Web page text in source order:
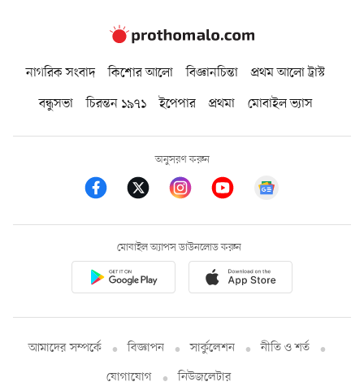
নাগরিক সংবাদ কিশোর আলো বিজ্ঞানচিন্তা
প্রথম আলো ট্রাস্ট
বন্ধুসভা
চিরন্তন ১৯৭১ ইপেপার প্রথমা মোবাইল ভ্যাস
অনুসরণ করুন
মোবাইল অ্যাপস ডাউনলোড করুন
আমাদের সম্পর্কে বিজ্ঞাপন সার্কুলেশন
নীতি ও শর্ত
যোগাযোগ
নিউজলেটার